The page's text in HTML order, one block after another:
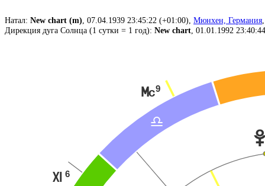
Натал: New chart (m) , 07.04.1939 23:45:22 (+01:00), Мюнхен, Германия
Дирекция дуга Солнца (1 сутки = 1 год): New chart , 01.01.1992
A
9
P
6
Q